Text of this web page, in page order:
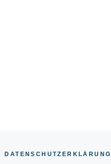
DATENSCHUTZERKLÄRUNG